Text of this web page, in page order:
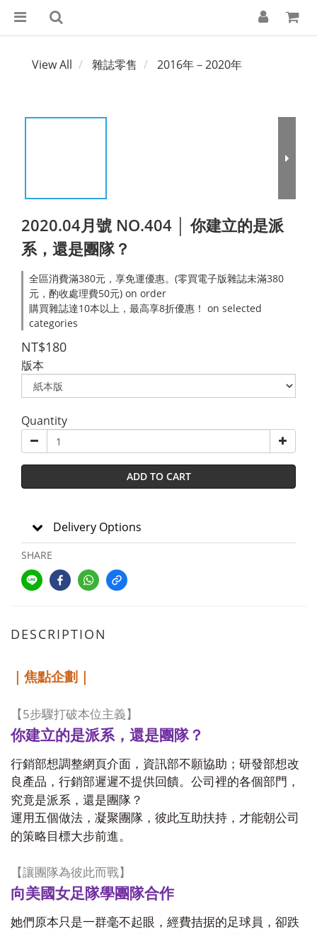
View All 雜誌零售 2016年－2020年
2020.04月號 NO.404 │ 你建立的是派
系，還是團隊？
全區消費滿380元，享免運優惠。(零買電子版雜誌未滿380
元，酌收處理費50元) on order
購買雜誌達10本以上，最高享8折優惠！ on selected
categories
NT$180
版本
Quantity
ADD TO CART
Delivery Options
SHARE
DESCRIPTION
｜焦點企劃｜
【 5步驟打破本位主義】
你建立的是派系，還是團隊？
行銷部想調整網頁介面，資訊部不願協助；研發部想改
良產品，行銷部遲遲不提供回饋。公司裡的各個部門，
究竟是派系，還是團隊？
運用五個做法，凝聚團隊，彼此互助扶持，才能朝公司
的策略目標大步前進。
【讓團隊為彼此而戰】
向美國女足隊學團隊合作
她們原本只是一群毫不起眼，經費拮据的足球員，卻跌